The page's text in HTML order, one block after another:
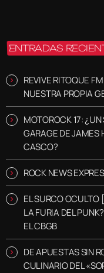
ENTRADAS
REVIVE RITOQUE
NUESTRA PROPIA
MOTOROCK 17:
GARAGE DE JAMES
CASCO?
ROCK NEWS
EL SURCO
LA FURIA DEL
EL CBGB
DE APUESTAS SIN
CULINARIO DEL